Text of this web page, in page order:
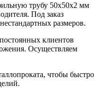
трубу 50х50х2 мм
Под заказ
размеров.
клиентов
Осуществляем
чтобы быстро